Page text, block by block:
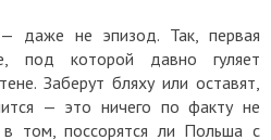
не эпизод. Так, первая
под которой давно гуляет
Заберут бляху или оставят,
— это ничего по факту не
том, поссорятся ли Польша с